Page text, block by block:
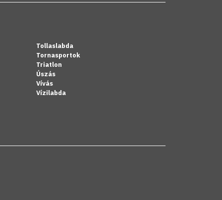
Tollaslabda
Tornasportok
Triatlon
Úszás
Vívás
Vízilabda